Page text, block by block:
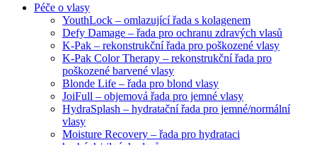
Péče o vlasy
YouthLock – omlazující řada s kolagenem
Defy Damage – řada pro ochranu zdravých vlasů
K-Pak – rekonstrukční řada pro poškozené vlasy
K-Pak Color Therapy – rekonstrukční řada pro
poškozené barvené vlasy
Blonde Life – řada pro blond vlasy
JoiFull – objemová řada pro jemné vlasy
HydraSplash – hydratační řada pro jemné/normální
vlasy
Moisture Recovery – řada pro hydrataci